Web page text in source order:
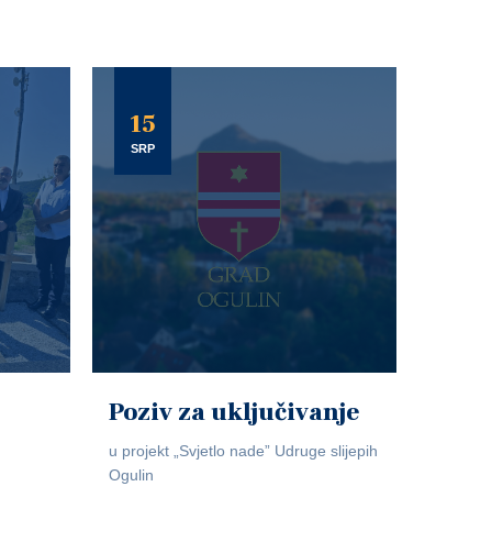
15
SRP
Poziv za uključivanje
u projekt „Svjetlo nade” Udruge slijepih
Ogulin